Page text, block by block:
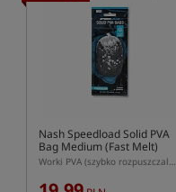
Nash Speedload Solid PVA
Bag Medium (Fast Melt)
Worki PVA (szybko rozpuszczalne)